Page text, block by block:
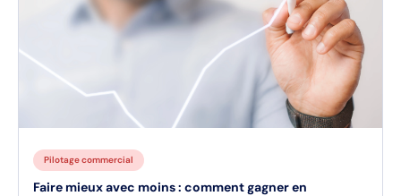
Pilotage commercial
Faire mieux avec moins : comment gagner en